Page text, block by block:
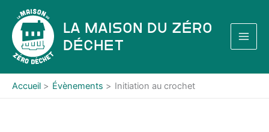
contenu
La Maison du Zéro
Déchet
Accueil Évènements Initiation au crochet